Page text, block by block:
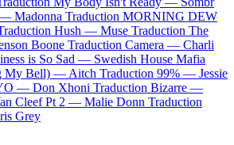
— Madonna Traduction MORNING DEW
Hush — Muse Traduction The
Boone Traduction Camera — Charli
is So Sad — Swedish House Mafia
My Bell) — Aitch Traduction 99% — Jessie
— Don Xhoni Traduction Bizarre —
Cleef Pt 2 — Malie Donn Traduction
Grey